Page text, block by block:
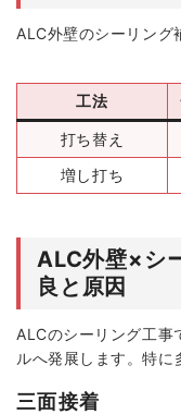
ALC外壁のシーリング
工法
打ち替え
増し打ち
ALC外壁×シ
良と原因
ALCのシーリング工事
ルへ発展します。特に
三面接着